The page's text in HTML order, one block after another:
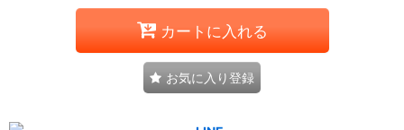
カートに入れる
お気に入り登録